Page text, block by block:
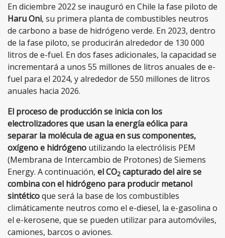
En diciembre 2022 se inauguró en Chile la fase piloto de
Haru Oni, su primera planta de combustibles neutros
de carbono a base de hidrógeno verde. En 2023, dentro
de la fase piloto, se producirán alrededor de 130 000
litros de e-fuel. En dos fases adicionales, la capacidad se
incrementará a unos 55 millones de litros anuales de e-
fuel para el 2024, y alrededor de 550 millones de litros
anuales hacia 2026.
El proceso de producción se inicia con los
electrolizadores que usan la energía eólica para
separar la molécula de agua en sus componentes,
oxígeno e hidrógeno utilizando la electrólisis PEM
(Membrana de Intercambio de Protones) de Siemens
Energy. A continuación, el CO2 capturado del aire se
combina con el hidrógeno para producir metanol
sintéticoque será la base de los combustibles
climáticamente neutros como el e-diesel, la e-gasolina o
el e-kerosene, que se pueden utilizar para automóviles,
camiones, barcos o aviones.